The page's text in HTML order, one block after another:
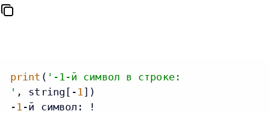
print ( '-1-й символ в строке:
' , string[- 1])
- 1 -й символ: !